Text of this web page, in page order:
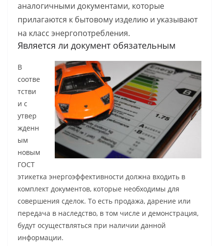
аналогичными документами, которые
прилагаются к бытовому изделию и указывают
на класс энергопотребления.
Является ли документ обязательным
В
соотве
тстви
и с
утвер
жденн
ым
новым
ГОСТ
этикетка энергоэффективности должна входить в
комплект документов, которые необходимы для
совершения сделок. То есть продажа, дарение или
передача в наследство, в том числе и демонстрация,
будут осуществляться при наличии данной
информации.